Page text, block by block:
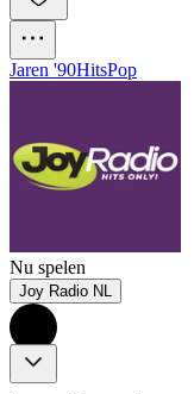
Jaren '90HitsPop
Nu spelen
Joy Radio NL